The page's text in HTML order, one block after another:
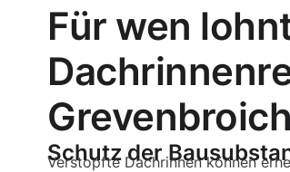
Für wen
Schutz der
Verstopfte Dachrinnen können